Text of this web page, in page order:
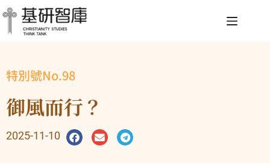
特別號No.98
御風而行？
2025-11-10